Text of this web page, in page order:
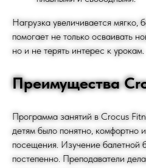
Нагрузка увеличивается мягко,
помогает не только осваивать
но и не терять интерес к урокам.
Преимущества
Программа занятий в Crocus
детям было понятно, комфортно
посещения. Изучение балетной
постепенно. Преподаватели